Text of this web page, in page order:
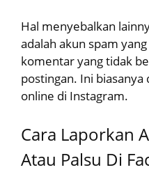
Hal menyebalkan
adalah akun spam
komentar yang tidak
postingan. Ini
online di Instagram.
Cara Laporkan
Atau Palsu Di